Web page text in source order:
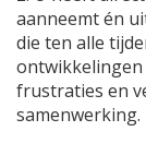
aanneemt én
die ten alle
frustraties en
samenwerking.